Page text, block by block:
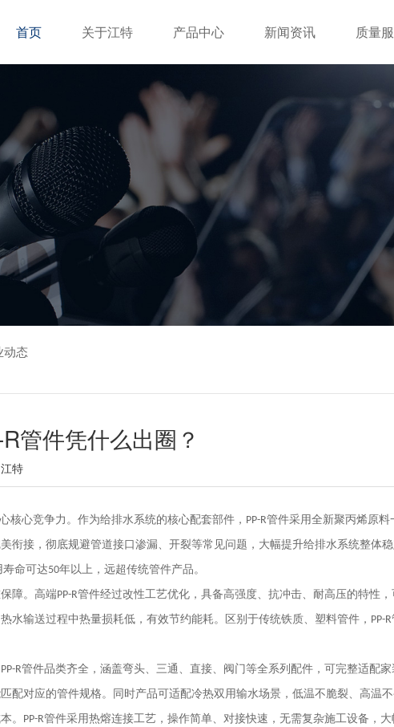
首页 关于江特 产品中心 新闻资讯 质量
动态
管件凭什么出圈？
特
核心竞争力。作为给排水系统的核心配套部件， PP-R管件采用全新聚丙烯原
衔接，彻底规避管道接口渗漏、开裂等常见问题，大幅提升给排水系统整体
寿命可达50年以上，远超传统管件产品。
障。高端PP-R管件经过改性工艺优化，具备高强度、抗冲击、耐高压的特性
水输送过程中热量损耗低，有效节约能耗。区别于传统铁质、塑料管件， PP-R
PP-R管件品类齐全，涵盖弯头、三通、直接、阀门等全系列配件，可完整适配
配对应的管件规格。同时产品可适配冷热双用输水场景，低温不脆裂、高温
。 PP-R管件采用热熔连接工艺，操作简单、对接快速，无需复杂施工设备，